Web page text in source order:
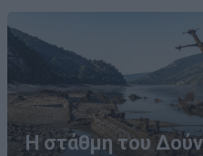
Η στάθμη του